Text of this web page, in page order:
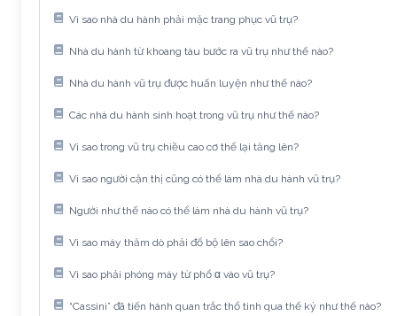
Vì sao nhà du hành phải mặc trang phục vũ trụ?
Nhà du hành từ khoang tàu bước ra vũ trụ như thế nào?
Nhà du hành vũ trụ được huấn luyện như thế nào?
Các nhà du hành sinh hoạt trong vũ trụ như thế nào?
Vì sao trong vũ trụ chiều cao cơ thể lại tăng lên?
Vì sao người cận thị cũng có thể làm nhà du hành vũ trụ?
Người như thế nào có thể làm nhà du hành vũ trụ?
Vì sao máy thăm dò phải đổ bộ lên sao chổi?
Vì sao phải phóng máy từ phổ α vào vũ trụ?
“Cassini” đã tiến hành quan trắc thổ tinh qua thế kỷ như thế nào?